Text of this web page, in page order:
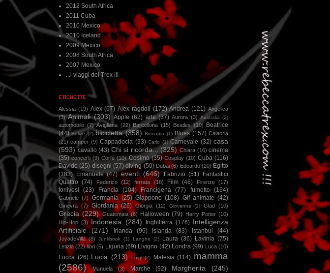
2012 South Africa
2011 Cuba
2010 Mexico
2010 Iceland
2009 Mexico
2008 South Africa
2007 Mexico
...i viaggi del Trex !!!
ETICHETTE
Alessia (19) Alex (67) Alex ragdoll (172) Andrea (121) Angelica
(3) Animali (303) Apple (62) arte (37) Aurora (3) Australia (2)
automobile (7) Avigliana (22) Barcellona (15) Beatles (10)
Beatrice
(44) Belize (2) bicicletta (358) Birmania (1) Blues (157) Calabria
(21) camper (9) Cappadocia (33) Carlo (1) Carnevale (32) casa
(593) cavallo (43) Chi si ricorda... (325) Chiara (16) cinema
(35) concerti (9) Corfù (10) Cosimo (35) Cosplay (10) Cuba (116)
Davide (25) disegni (57) diving (50) Dubai (6) Edoardo (20) Egitto
(183)
Emanuele (47) eventi (646) Fabrizio (51)
Fantastici
Quattro (74) Federico (12) ferrata (18) Film (46) Firenze (17)
forlivesi (23) Francia (104) Francigena (77) fumetto (164)
Gabriele (7) Germania (25) Giappone (108) Gif animate (42)
Ginevra (7) Giordania (26) Giorgia (12) Giovanna (1) Glad (10)
Grecia (229) Guatemala (6) Halloween (79) Harry Potter (10)
Hip-Hop (3) Indonesia (284) Inghilterra (176) Intelligenza
Artificiale
(271) Irlanda (96) Islanda (83) Istanbul (44)
JoyadeVilla (8) Junkbook (1) Langhe (2) Laura (36) Lavinia (75)
Letizia (22) libri (5) Liguria (69) Livigno (42) Londra (99) Luca (10)
Lucca (26) Lucia (213) Luigi (2) Malesia (114) mamma
(2586)
Manuela (3) Marche (92) Margherita (245)